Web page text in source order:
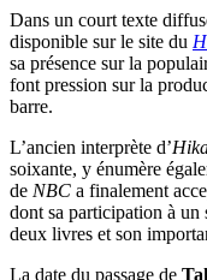
Dans un court texte
disponible sur le site du
sa présence sur la
font pression sur la
barre.
L’ancien interprète d’
soixante, y énumère
de NBC a finalement
dont sa participation à un
deux livres et son
La date du passage de